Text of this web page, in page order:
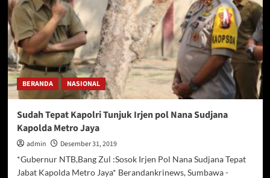
BERANDA NASIONAL
Sudah Tepat Kapolri Tunjuk Irjen pol Nana Sudjana
Kapolda Metro Jaya
admin
Desember 31, 2019
*Gubernur NTB,Bang Zul :Sosok Irjen Pol Nana Sudjana Tepat
Jabat Kapolda Metro Jaya* Berandankrinews, Sumbawa -